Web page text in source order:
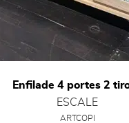
Enfilade 4 portes 2
ESCALE
ARTCOPI